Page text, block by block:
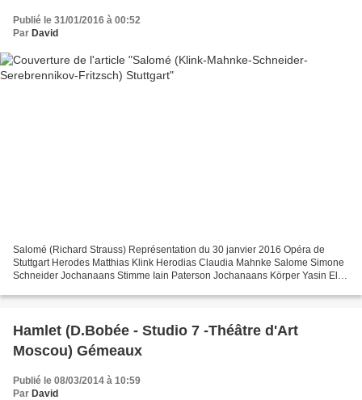
Publié le 31/01/2016 à 00:52
Par David
Salomé (Richard Strauss) Représentation du 30 janvier 2016 Opéra de
Stuttgart Herodes Matthias Klink Herodias Claudia Mahnke Salome Simone
Schneider Jochanaans Stimme Iain Paterson Jochanaans Körper Yasin El
Hamlet (D.Bobée - Studio 7 -Théâtre d'Art
Moscou) Gémeaux
Publié le 08/03/2014 à 10:59
Par David